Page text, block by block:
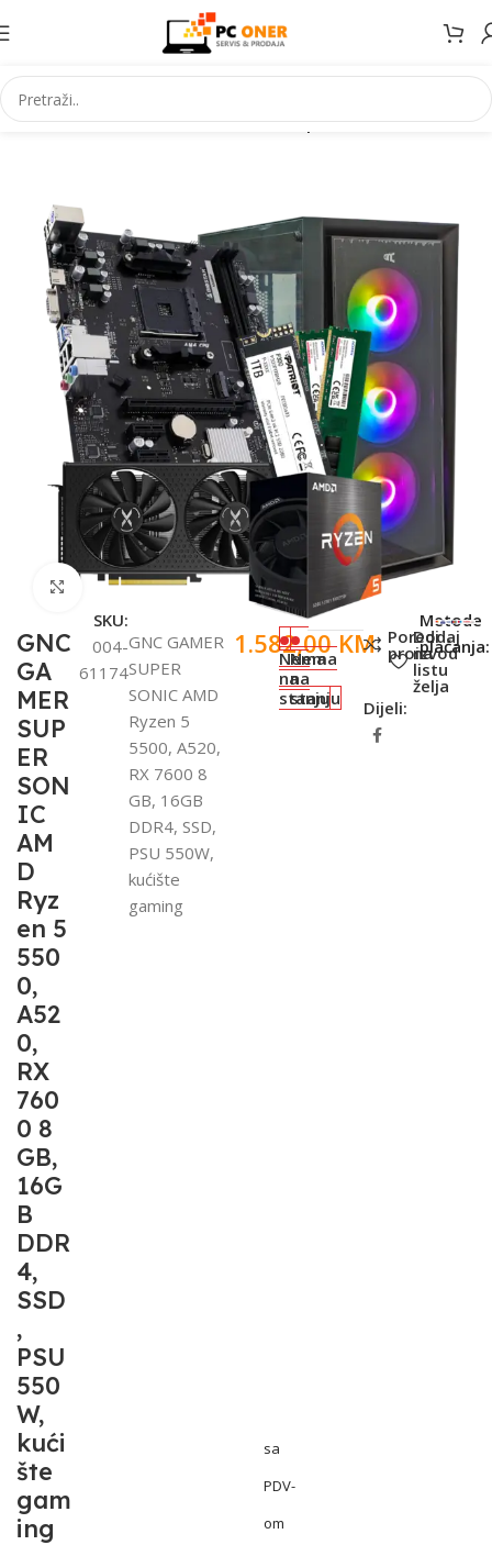
Početna Informatika Racunari Desktop PC
Click to enlarge
GNC
GA
MER
SUP
ER
SON
IC
AM
D
Ryz
en 5
550
0,
A52
0,
RX
760
0 8
GB,
16G
B
DDR
4,
SSD
,
PSU
550
W,
kući
šte
gam
ing
SKU:
004-
61174
GNC GAMER
SUPER
SONIC AMD
Ryzen 5
5500, A520,
RX 7600 8
GB, 16GB
DDR4, SSD,
PSU 550W,
kućište
gaming
1.582,00KM
sa
PDV-
om
Nema
na
stanju
Nema
na
stanju
Poredi
proizvod
Dodaj
na
listu
želja
Dijeli:
Metode
plaćanja: